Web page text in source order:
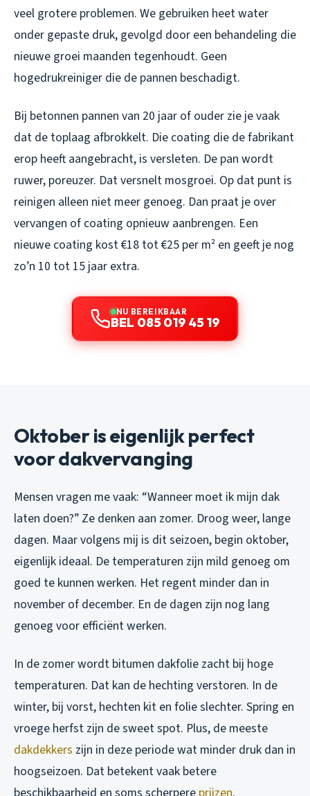
veel grotere problemen. We gebruiken heet water
onder gepaste druk, gevolgd door een behandeling die
nieuwe groei maanden tegenhoudt. Geen
hogedrukreiniger die de pannen beschadigt.
Bij betonnen pannen van 20 jaar of ouder zie je vaak
dat de toplaag afbrokkelt. Die coating die de fabrikant
erop heeft aangebracht, is versleten. De pan wordt
ruwer, poreuzer. Dat versnelt mosgroei. Op dat punt is
reinigen alleen niet meer genoeg. Dan praat je over
vervangen of coating opnieuw aanbrengen. Een
nieuwe coating kost €18 tot €25 per m² en geeft je nog
zo’n 10 tot 15 jaar extra.
NU BEREIKBAAR
BEL 085 019 45 19
Oktober is eigenlijk perfect
voor dakvervanging
Mensen vragen me vaak: “Wanneer moet ik mijn dak
laten doen?” Ze denken aan zomer. Droog weer, lange
dagen. Maar volgens mij is dit seizoen, begin oktober,
eigenlijk ideaal. De temperaturen zijn mild genoeg om
goed te kunnen werken. Het regent minder dan in
november of december. En de dagen zijn nog lang
genoeg voor efficiënt werken.
In de zomer wordt bitumen dakfolie zacht bij hoge
temperaturen. Dat kan de hechting verstoren. In de
winter, bij vorst, hechten kit en folie slechter. Spring en
vroege herfst zijn de sweet spot. Plus, de meeste
dakdekkers zijn in deze periode wat minder druk dan in
hoogseizoen. Dat betekent vaak betere